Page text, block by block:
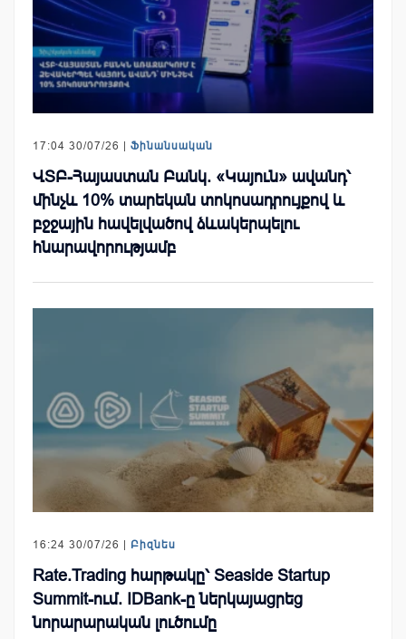
17:04 30/07/26 | Ֆինանսական
ՎՏԲ-Հայաստան Բանկ. «Կայուն» ավանդ՝
մինչև 10% տարեկան տոկոսադրույքով և
բջջային հավելվածով ձևակերպելու
հնարավորությամբ
16:24 30/07/26 | Բիզնես
Rate.Trading հարթակը՝ Seaside Startup
Summit-ում. IDBank-ը ներկայացրեց
նորարարական լուծումը